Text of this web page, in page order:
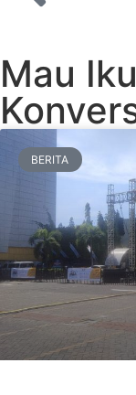
Mau
BERITA